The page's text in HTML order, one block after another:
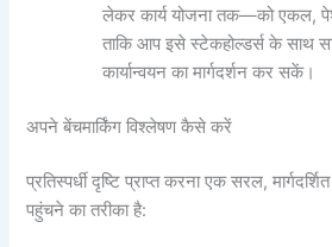
लेकर कार्य योजना तक—को एकल,
ताकि आप इसे स्टेकहोल्डर्स के साथ
कार्यान्वयन का मार्गदर्शन कर सकें।
अपने बेंचमार्किंग विश्लेषण कैसे करें
प्रतिस्पर्धी दृष्टि प्राप्त करना एक सरल,
पहुंचने का तरीका है: